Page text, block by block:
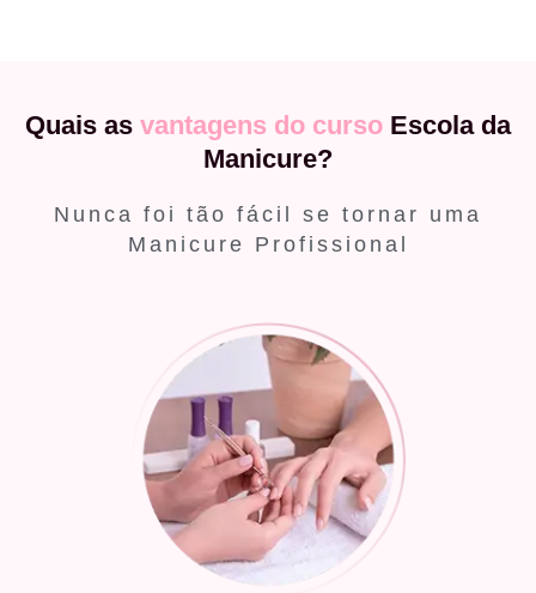
Quais as vantagens do curso Escola da
Manicure?
Nunca foi tão fácil se tornar uma
Manicure Profissional